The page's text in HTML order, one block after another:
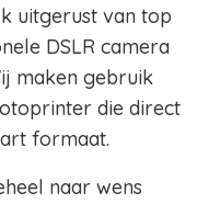
uitgerust van top
DSLR camera
maken gebruik
die direct
formaat.
naar wens